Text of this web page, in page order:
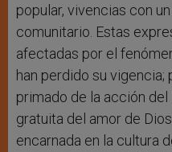
popular, vivencias con
comunitario. Estas
afectadas por el
han perdido su vigencia;
primado de la acción
gratuita del amor de
encarnada en la cultura